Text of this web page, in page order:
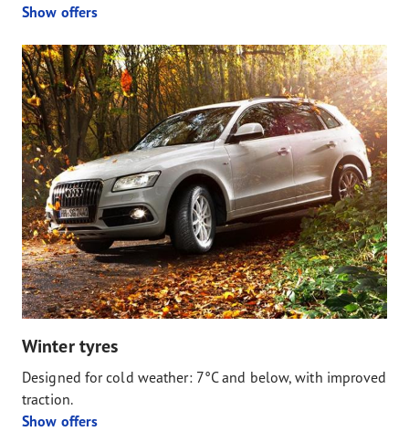
Show offers
Winter tyres
Designed for cold weather: 7°C and below, with improved
traction.
Show offers